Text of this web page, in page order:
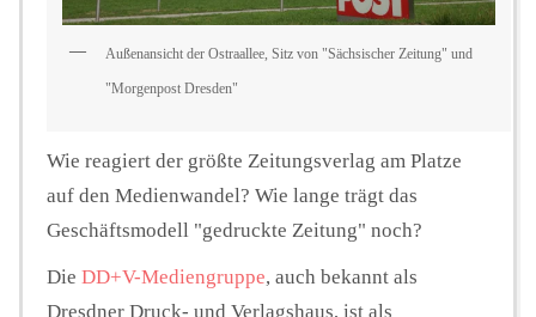
Seminare
Unterstützen
Außenansicht der Ostraallee, Sitz von "Sächsischer Zeitung" und
"Morgenpost Dresden"
Wie reagiert der größte Zeitungsverlag am Platze
auf den Medienwandel? Wie lange trägt das
Geschäftsmodell "gedruckte Zeitung" noch?
Die DD+V-Mediengruppe, auch bekannt als
Dresdner Druck- und Verlagshaus, ist als